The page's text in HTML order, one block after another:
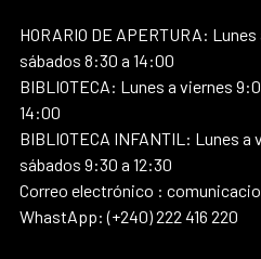
HORARIO DE APERTURA:
sábados 8:30 a 14:00
BIBLIOTECA: Lunes a viernes
14:00
BIBLIOTECA INFANTIL: Lunes a
sábados 9:30 a 12:30
Correo electrónico :
WhastApp: (+240) 222 416 220